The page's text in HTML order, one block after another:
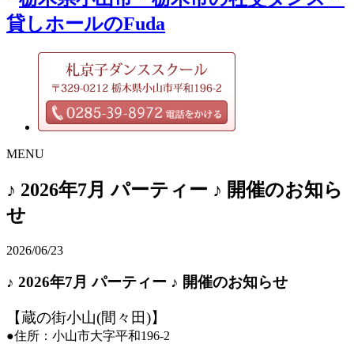
MENU
♪ 2026年7月 パーティー ♪ 開催のお知ら
せ
2026/06/23
♪ 2026年7月 パーティー ♪ 開催のお知らせ
【蔵の街小山(間々田)】
●住所：小山市大字平和196-2